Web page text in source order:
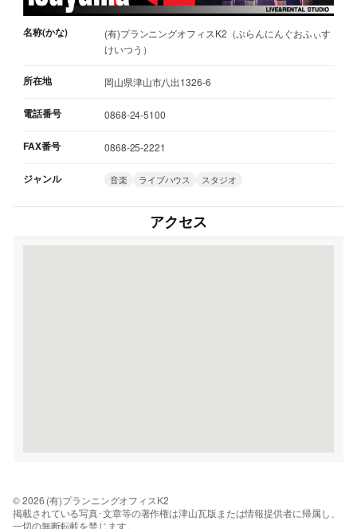
名称(かな)
(有)プランニングオフィスK2（ぷらんにんぐおふぃす
けいつう）
所在地 岡山県津山市八出1326-6
電話番号 0868-24-5100
FAX番号 0868-25-2221
ジャンル 音楽 ライブハウス スタジオ
アクセス
© 2026 (有)プランニングオフィスK2
掲載されている写真･文章等の著作権は津山瓦版または情報提供者に帰属し、
一切の無断転載を禁じます。